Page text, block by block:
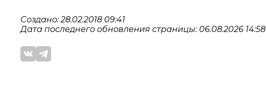
Создано: 28.02.2018 09:41
Дата последнего обновления страницы: 06.08.2026 14:58